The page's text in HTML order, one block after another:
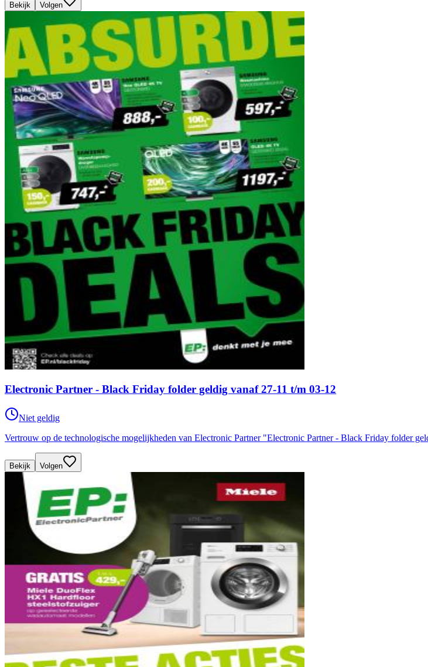
Bekijk Volgen
Electronic Partner - Black Friday folder geldig vanaf 27-11 t/m 03-12
Niet geldig
Vertrouw op de technologische mogelijkheden van Electronic Partner "Electronic Partner - Black Friday folder
Bekijk Volgen